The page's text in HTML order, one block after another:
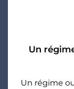
Un
Un régime